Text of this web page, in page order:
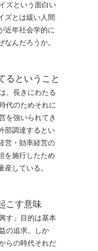
ズという面白い
ズとは緩い人間
近年社会学的に
んだろうか。
るということ
、長きにわたる
代のためそれに
を強いられてき
部調達するとい
営・効率経営の
を施行したため
産している。
こす意味
す」目的は基本
の追求。しか
らの時代それだ